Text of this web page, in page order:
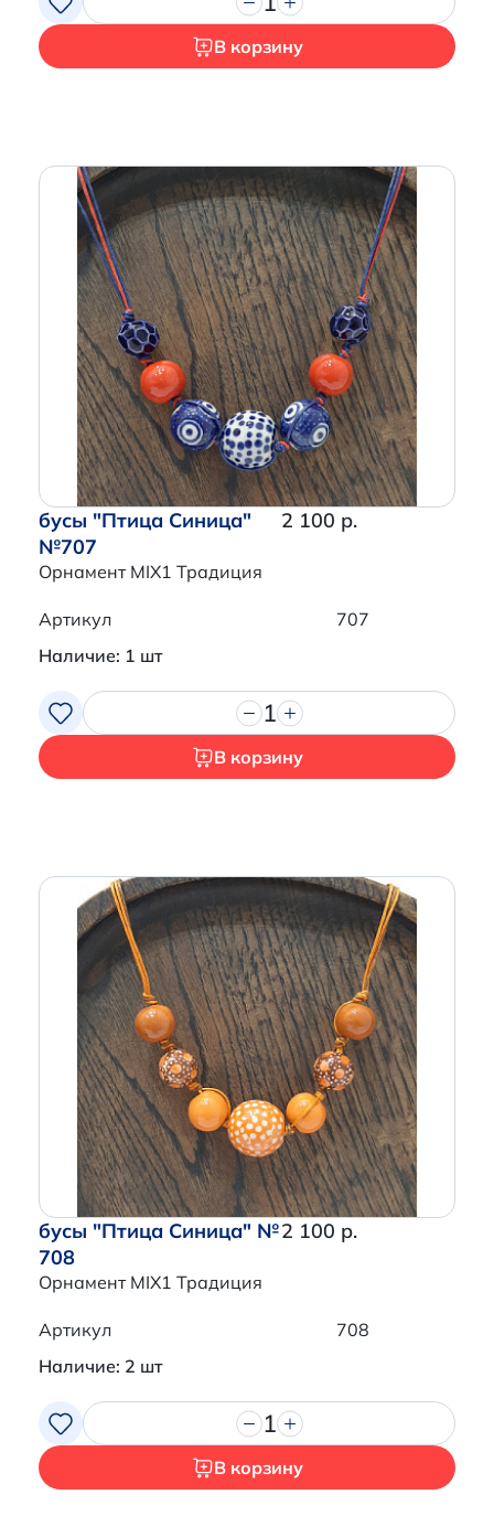
В корзину
бусы "Птица Синица"
№707
Орнамент MIX1 Традиция
2 100 р.
Артикул
707
Наличие: 1 шт
1
В корзину
бусы "Птица Синица" №
708
Орнамент MIX1 Традиция
2 100 р.
Артикул
708
Наличие: 2 шт
1
В корзину